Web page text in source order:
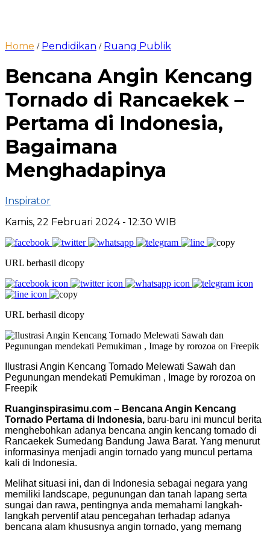
Home / Pendidikan / Ruang Publik
Bencana Angin Kencang
Tornado di Rancaekek –
Pertama di Indonesia,
Bagaimana
Menghadapinya
Inspirator
Kamis, 22 Februari 2024 - 12:30 WIB
URL berhasil dicopy
URL berhasil dicopy
Ilustrasi Angin Kencang Tornado Melewati Sawah dan
Pegunungan mendekati Pemukiman , Image by rorozoa on
Freepik
Ruanginspirasimu.com – Bencana Angin Kencang
Tornado Pertama di Indonesia, baru-baru ini muncul berita
menghebohkan adanya bencana angin kencang tornado di
Rancaekek Sumedang Bandung Jawa Barat. Yang menurut
informasinya menjadi angin tornado yang muncul pertama
kali di Indonesia.
Melihat situasi ini, dan di Indonesia sebagai negara yang
memiliki landscape, pegunungan dan tanah lapang serta
sungai dan rawa, pentingnya anda memahami langkah-
langkah perventif atau pencegahan terhadap adanya
bencana alam khususnya angin tornado, yang memang